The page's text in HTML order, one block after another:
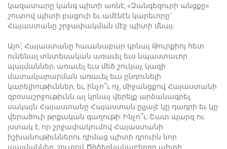
կազատարը կանգ պիտի առնէ, «Զանգեզուրի անցքը»
շուտով պիտի բացուի եւ ամէնէն կարեւորը`
Հայաստանը շրջափակման մէջ պիտի մնայ:
Այո՛, Հայաստանը հաւանաբար կրնայ Թուրքիոյ հետ
ունենալ տնտեսական առաւել եւս նպաստաւոր
պայմաններ, առաւել եւս մեծ շուկայ, կազի
մատակարարման առաւել եւս ընդունելի
կարելիութիւններ, եւ, ինչո՞ւ ոչ, միջանցքով Հայաստանի
զբօսաշրջութիւնն ալ կրնայ վերելք արձանագրել,
սակայն Հայաստանը Հայաստան ըլլալէ կը դադրի եւ կը
վերածուի թրքական գաղութի: Ինչո՞ւ: Շատ պարզ ու
յստակ է, որ շրջափակումով Հայաստանի
իշխանութիւններու դիմաց պիտի դրուին նոր
պայմաններ, շուտով Ծիծեռնակաբերդը պիտի